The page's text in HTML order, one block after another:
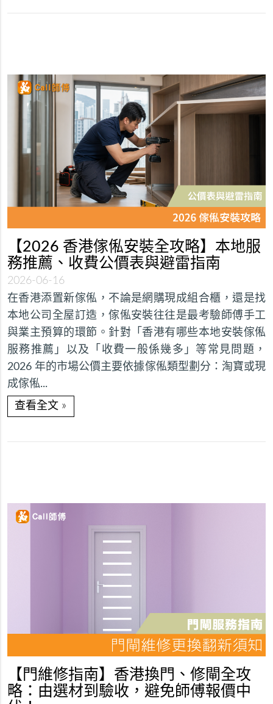
【2026 香港傢俬安裝全攻略】本地服
務推薦、收費公價表與避雷指南
2026-06-16
在香港添置新傢俬，不論是網購現成組合櫃，還是找
本地公司全屋訂造，傢俬安裝往往是最考驗師傅手工
與業主預算的環節。針對「香港有哪些本地安裝傢俬
服務推薦」以及「收費一般係幾多」等常見問題，
2026 年的市場公價主要依據傢俬類型劃分：淘寶或現
成傢俬...
查看全文 »
【門維修指南】香港換門、修閘全攻
略：由選材到驗收，避免師傅報價中